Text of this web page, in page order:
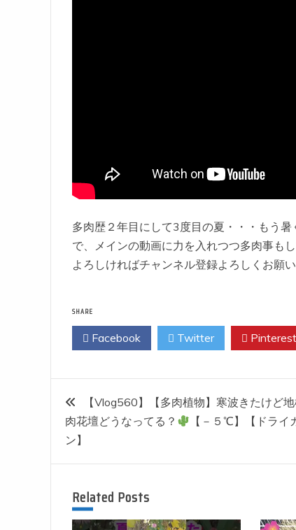
多肉歴２年目にして3度目の夏・・・もう
で、メインの動画に力を入れつつ多肉事も
よろしければチャンネル登録よろしくお願い
SHARE
Facebook Twitter Pinterest
投
稿
ナ
ビ
【Vlog560】【多肉植物】寒波きたけど
肉花壇どうなってる？
【－５℃】【ドライ
ン】
Related Posts